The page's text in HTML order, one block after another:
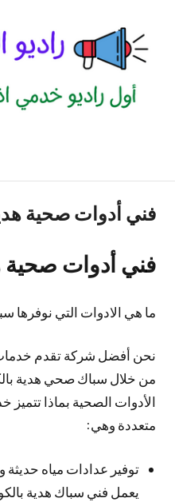
المحتوى
الكويت
للاعلانات
الخدمية
فني أدوات صحية
فني أدوات صحية
ما هي الادوات التي
نحن أفضل شركة تقدم
من خلال سباك صحي هدية
الأدوات الصحية بماذا تتميز
متعددة وهي:
توفير عدادات مياه
يعمل فني سباك هدية